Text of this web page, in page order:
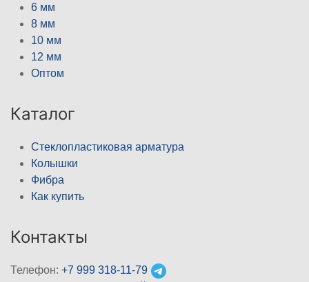
6 мм
8 мм
10 мм
12 мм
Оптом
Каталог
Стеклопластиковая арматура
Колышки
Фибра
Как купить
Контакты
Телефон: +7 999 318-11-79